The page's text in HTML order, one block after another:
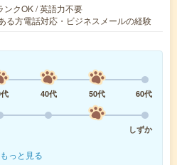
ンクOK / 英語力不要
る方電話対応・ビジネスメールの経験
40代 50代
60代
しずか
もっと見る